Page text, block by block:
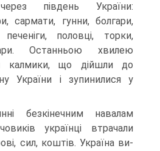
південь України:
сармати, гунни, болгари,
половці, торки,
Остан­ньою хвилею
калмики, що дійшли до
України і зупинилися у
безкінечним навалам
українці втрачали
сил, коштів. Україна ви­